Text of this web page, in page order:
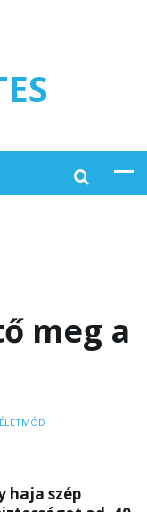
meg a
ÉLETMÓD
haja szép